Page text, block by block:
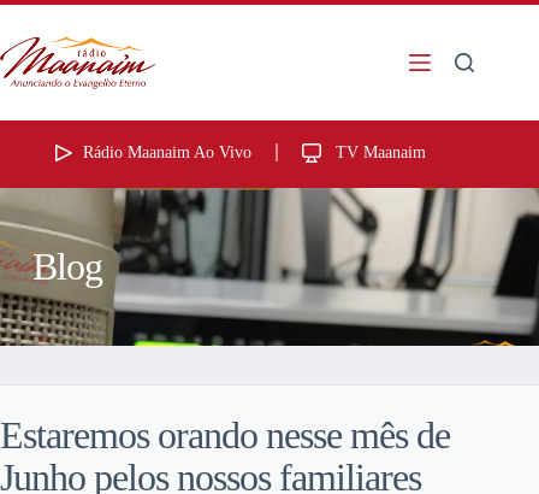
Rádio Maanaim Ao Vivo TV Maanaim
Blog
Estaremos orando nesse mês de
Junho pelos nossos familiares